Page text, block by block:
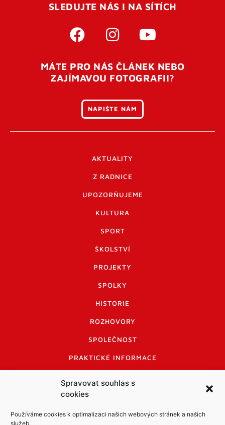
Spravovat souhlas s
cookies
Používáme cookies k optimalizaci našich webových stránek a našich
služeb.
Pro úspěšné dokončení registrace je potřeba
vaší e-mailovouadresu. Po úspěšném odeslání
otevření tohoto odkazu se váš účet ověří a můžete se
přihlásit. Nezapomeňte zkontrolovat složku SPAM ve
SLEDUJTE NÁS I NA SÍTÍCH
MÁTE PRO NÁS ČLÁNEK NEBO
ZAJÍMAVOU FOTOGRAFII?
NAPIŠTE NÁM
AKTUALITY
Z RADNICE
UPOZORŇUJEME
KULTURA
SPORT
ŠKOLSTVÍ
PROJEKTY
SPOLKY
HISTORIE
ROZHOVORY
SPOLEČNOST
PRAKTICKÉ INFORMACE
INFORMACE A KODEX DISKUTUJÍCÍCH
LOGO A LOGO MANUÁL